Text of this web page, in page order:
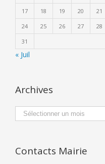
17
18 19 20 21
24
25 26 27 28
31
« Juil
Archives
Archives
Contacts Mairie